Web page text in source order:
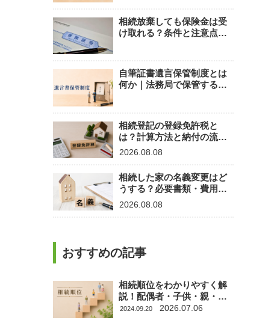
相続放棄しても保険金は受
け取れる？条件と注意点を
自筆証書遺言保管制度とは
何か｜法務局で保管するメ
相続登記の登録免許税と
は？計算方法と納付の流れ
をわかりやすく解説
2026.08.08
相続した家の名義変更はど
うする？必要書類・費用・
手続きの流れを解説
2026.08.08
おすすめの記事
相続順位をわかりやすく解
説！配偶者・子供・親・兄
弟姉妹の相続ルールとは？
2024.09.20 2026.07.06